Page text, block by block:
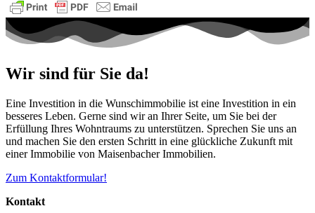
Wir sind für Sie da!
Eine Investition in die Wunschimmobilie ist eine Investition in ein
besseres Leben. Gerne sind wir an Ihrer Seite, um Sie bei der
Erfüllung Ihres Wohntraums zu unterstützen. Sprechen Sie uns an
und machen Sie den ersten Schritt in eine glückliche Zukunft mit
einer Immobilie von Maisenbacher Immobilien.
Zum Kontaktformular!
Kontakt